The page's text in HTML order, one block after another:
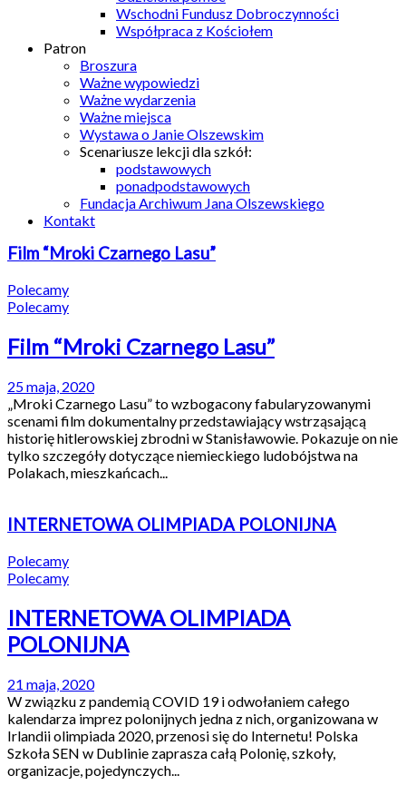
Wschodni Fundusz Dobroczynności
Współpraca z Kościołem
Patron
Broszura
Ważne wypowiedzi
Ważne wydarzenia
Ważne miejsca
Wystawa o Janie Olszewskim
Scenariusze lekcji dla szkół:
podstawowych
ponadpodstawowych
Fundacja Archiwum Jana Olszewskiego
Kontakt
Film “Mroki Czarnego Lasu”
Polecamy
Polecamy
Film “Mroki Czarnego Lasu”
25 maja, 2020
„Mroki Czarnego Lasu” to wzbogacony fabularyzowanymi
scenami film dokumentalny przedstawiający wstrząsającą
historię hitlerowskiej zbrodni w Stanisławowie. Pokazuje on nie
tylko szczegóły dotyczące niemieckiego ludobójstwa na
Polakach, mieszkańcach...
INTERNETOWA OLIMPIADA POLONIJNA
Polecamy
Polecamy
INTERNETOWA OLIMPIADA
POLONIJNA
21 maja, 2020
W związku z pandemią COVID 19 i odwołaniem całego
kalendarza imprez polonijnych jedna z nich, organizowana w
Irlandii olimpiada 2020, przenosi się do Internetu! Polska
Szkoła SEN w Dublinie zaprasza całą Polonię, szkoły,
organizacje, pojedynczych...